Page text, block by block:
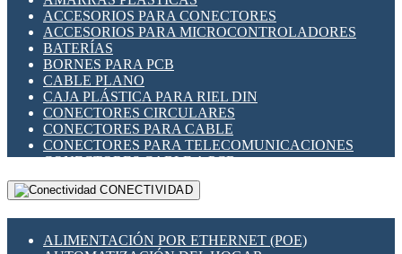
INDICADORES PARA PANEL
INTERFACES DE RELÉ
INTERRUPTORES FIN DE CARRERA
LLAVES CONMUTADORAS
MEDIDORES DE ENERGÍA Y TC'S DE CORRIENTE
MOTORES PASO A PASO
PANTALLAS HMI
PLC -CONTROLADORES LÓGICO PROGRAMABLES
PROGRAMADORES DE HORARIO
RELÉS DE PROTECCIÓN
SENSORES CAPACITIVOS
SENSORES INDUCTIVOS
ACCESORIOS PARA CONECTORES
ACCESORIOS PARA MICROCONTROLADORES
BATERÍAS
BORNES PARA PCB
CABLE PLANO
CAJA PLÁSTICA PARA RIEL DIN
CONECTORES CIRCULARES
CONECTORES PARA CABLE
CONECTORES PARA TELECOMUNICACIONES
CONECTORES CABLE A PCB
CONECTORES PCB A CABLE
DIP SWITCHES
HERRAMIENTAS VARIAS
CONECTIVIDAD
ALIMENTACIÓN POR ETHERNET (POE)